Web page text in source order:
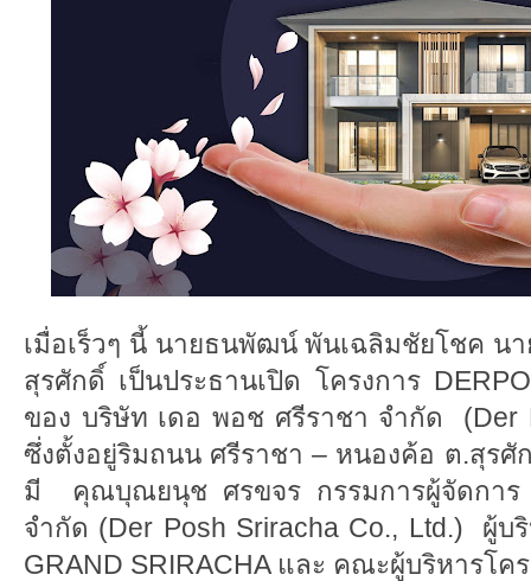
เมื่อเร็วๆ นี้ นายธนพัฒน์ พันเฉลิมชัยโชค น
สุรศักดิ์ เป็นประธานเปิด โครงการ
ของ บริษัท เดอ พอช ศรีราชา จำกัด (Der
ซึ่งตั้งอยู่ริมถนน ศรีราชา – หนองค้อ ต.สุร
มี คุณบุณยนุช ศรขจร กรรมการผู้จัดการ
จำกัด (Der Posh Sriracha Co., Ltd.) ผู้บ
GRAND SRIRACHA และ คณะผู้บริหารโค